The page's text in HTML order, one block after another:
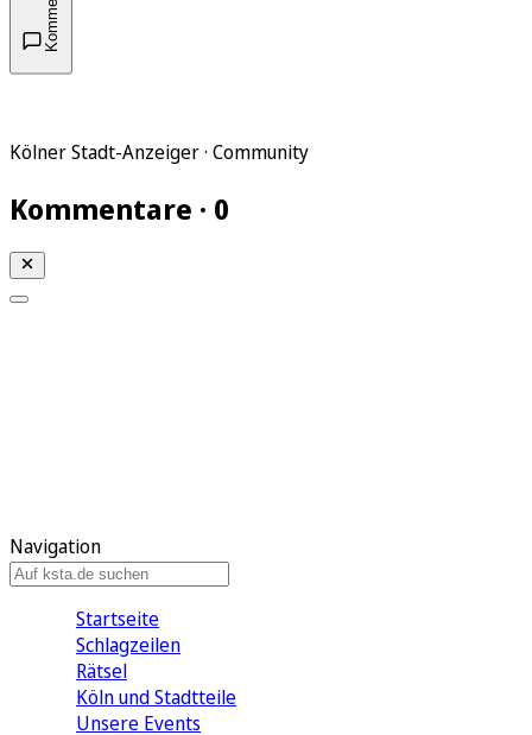
Kölner Stadt-Anzeiger · Community
Kommentare · 0
Navigation
Startseite
Schlagzeilen
Rätsel
Köln und Stadtteile
Unsere Events